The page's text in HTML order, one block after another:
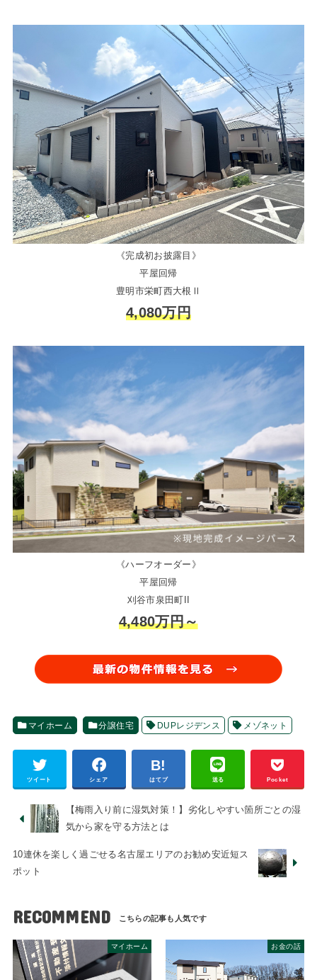
《完成初お披露目》
平屋回帰
豊明市栄町西大根Ⅱ
4,080万円
《ハーフオーダー》
平屋回帰
刈谷市泉田町II
4,480万円～
マイホーム 分譲住宅 DUPレジデンス メゾネット
ツイート シェア はてブ 送る Pocket
【梅雨入り前に湿気対策！】劣化しやすい箇所ごとの湿
気から家を守る方法とは
10連休を楽しく過ごせる名古屋エリアのお勧め安近短ス
ポット
RECOMMEND
マイホーム お金の話